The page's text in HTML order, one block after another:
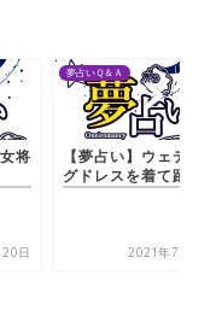
将
日
夢占いＱ＆Ａ
【夢占い】ウェディン
グドレスを着て踊る夢
2021年7月21日